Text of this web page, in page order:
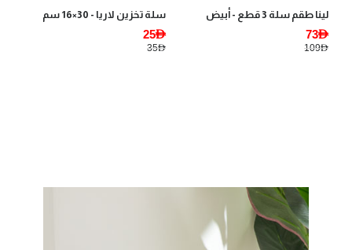
لينا طقم سلة 3 قطع - أبيض
73AED
109AED
سلة تخزين لاريا - 30×16 سم
25AED
35AED